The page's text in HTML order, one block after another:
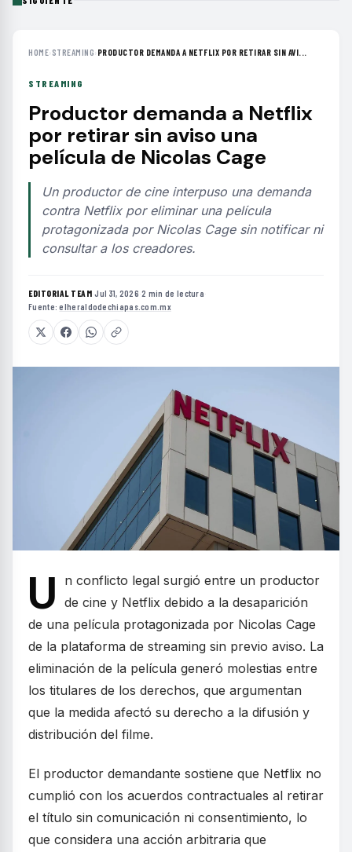
HOME› STREAMING› PRODUCTOR DEMANDA A NETFLIX POR RETIRAR SIN AVI...
STREAMING
Productor demanda a Netflix
por retirar sin aviso una
película de Nicolas Cage
Un productor de cine interpuso una demanda
contra Netflix por eliminar una película
protagonizada por Nicolas Cage sin notificar ni
consultar a los creadores.
EDITORIAL TEAM·Jul 31, 2026·2 min de lectura·
Fuente:elheraldodechiapas.com.mx
U
n conflicto legal surgió entre un productor
de cine y Netflix debido a la desaparición
de una película protagonizada por Nicolas Cage
de la plataforma de streaming sin previo aviso. La
eliminación de la película generó molestias entre
los titulares de los derechos, que argumentan
que la medida afectó su derecho a la difusión y
distribución del filme.
El productor demandante sostiene que Netflix no
cumplió con los acuerdos contractuales al retirar
el título sin comunicación ni consentimiento, lo
que considera una acción arbitraria que